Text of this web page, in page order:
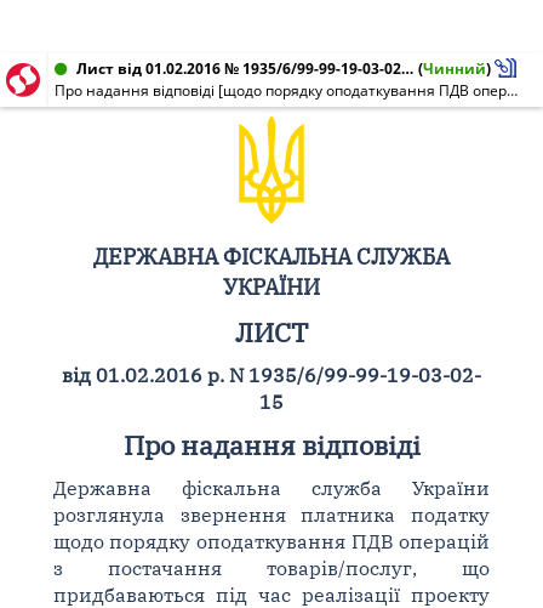
Лист від 01.02.2016 № 1935/6/99-99-19-03-02-15 (Чинний)
Про надання відповіді [щодо порядку оподаткування ПДВ операцій з постачання товарів/послуг, що придбаваються під час реалізації проекту міжнародної технічної допомоги]
ДЕРЖАВНА ФІСКАЛЬНА СЛУЖБА
УКРАЇНИ
ЛИСТ
від 01.02.2016 р. N 1935/6/99-99-19-03-02-
15
Про надання відповіді
Державна фіскальна служба України
розглянула звернення платника податку
щодо порядку оподаткування ПДВ операцій
з постачання товарів/послуг, що
придбаваються під час реалізації проекту